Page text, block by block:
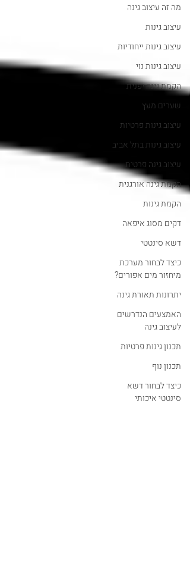
מה זה עיצוב גינה
עיצוב גינות
עיצוב גינות ייחודיות
עיצוב גינות נוי
הקמת גינה יפנית
שערים מעץ
עיצוב גינות פרטיות
עיצוב גינות בתל אביב
עיצוב גינה פרטית
הקמת גינה אורגנית
הקמת גינות
דקים מסוג איפאה
דשא סינטטי
כיצד לבחור מערכת
מיחזור מים אפורים?
יתרונות תאורת גינה
האמצעים הנדרשים
לעיצוב גינה
תכנון גינות פרטיות
תכנון נוף
כיצד לבחור דשא
סינטטי איכותי